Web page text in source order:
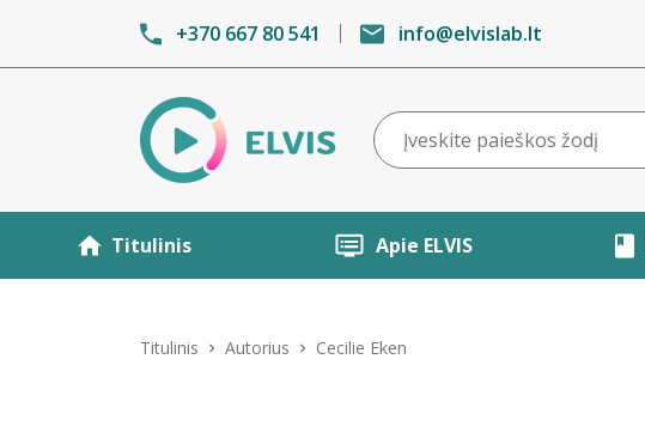
+370 667 80 541 info@elvislab.lt
Titulinis Apie ELVIS
Titulinis Autorius Cecilie Eken